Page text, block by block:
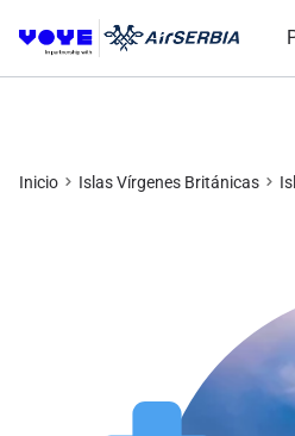
Inicio Islas Vírgenes Británicas